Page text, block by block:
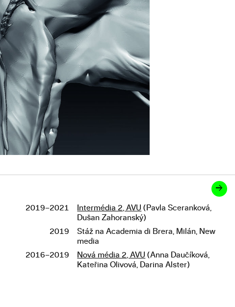
→
Studium
2019–2021 Intermédia 2, AVU (Pavla Sceranková,
Dušan Zahoranský)
2019
Stáž na Academia di Brera, Milán, New
media
2016–2019
Nová média 2, AVU (Anna Daučíková,
Kateřina Olivová, Darina Alster)